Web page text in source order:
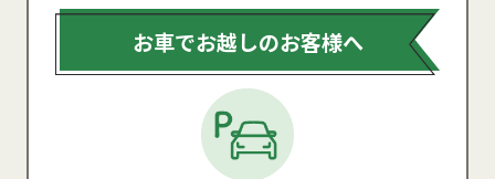
お車でお越しのお客様へ